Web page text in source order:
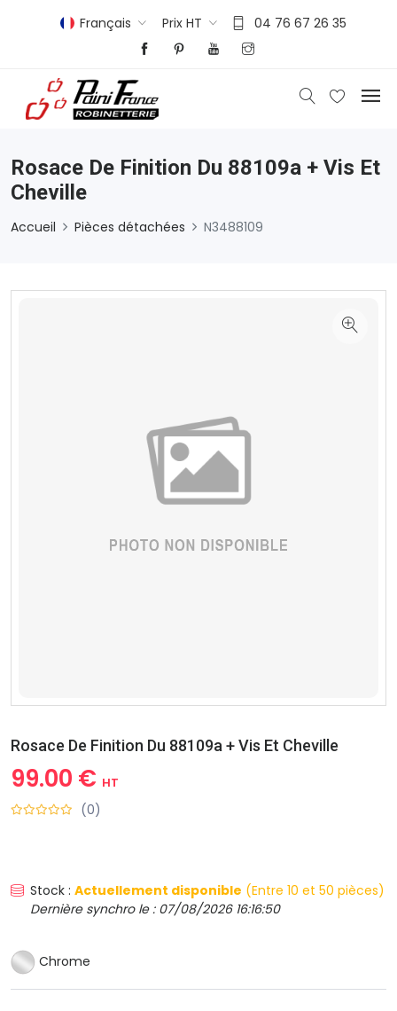
Français Prix HT 04 76 67 26 35
Rosace De Finition Du 88109a + Vis Et
Cheville
Accueil Pièces détachées N3488109
Rosace De Finition Du 88109a + Vis Et Cheville
99.00 € HT
(0)
Stock : Actuellement disponible (Entre 10 et 50 pièces)
Dernière synchro le : 07/08/2026 16:16:50
Chrome